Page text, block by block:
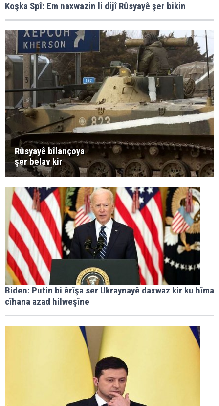
Koşka Spî: Em naxwazin li dijî Rûsyayê şer bikin
Rûsyayê bîlançoya
şer belav kir
Biden: Putin bi êrîşa ser Ukraynayê daxwaz kir ku hîma
cîhana azad hilweşîne